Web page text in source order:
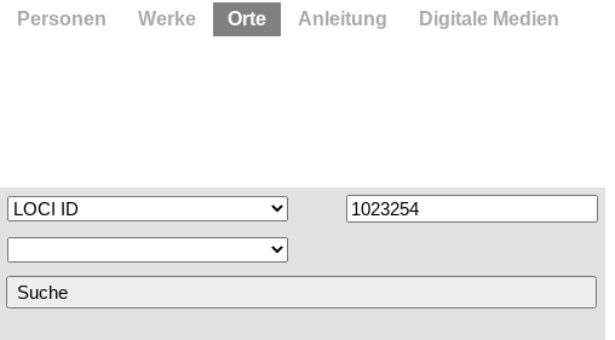
Personen Werke Orte Anleitung Digitale Medien